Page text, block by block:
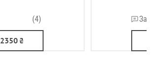
(4)
2350₴